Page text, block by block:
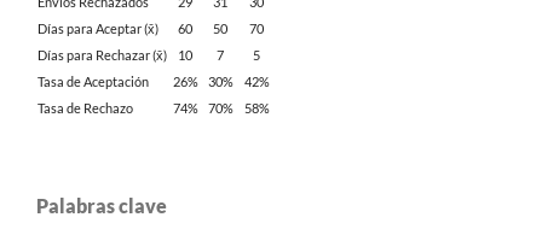
Días para Aceptar (x̄)
60 50
70
Días para Rechazar (x̄)
10 7
5
Tasa de Aceptación
26% 30%
42%
Tasa de Rechazo
74% 70% 58%
Palabras clave